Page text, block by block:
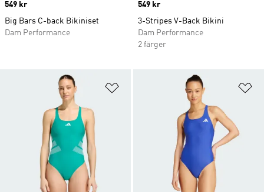
Price
549 kr
Big Bars C-back Bikiniset
Dam Performance
Price
549 kr
3-Stripes V-Back Bikini
Dam Performance
2 färger
Lägg till på önskelistan